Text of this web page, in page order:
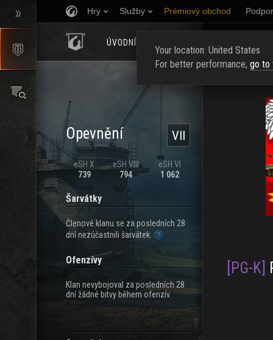
Hry Služby Prémiový obchod
ÚVODNÍ STRÁNKA
VII
Opevnění
eSH X
739
eSH VIII
794
eSH VI
1 062
Šarvátky
Členové klanu se za posledních 28
dní nezúčastnili šarvátek.
Ofenzívy
Klan nevybojoval za posledních 28
dní žádné bitvy během ofenzív.
[PG-K]
Your location: United States
For better performance, go to